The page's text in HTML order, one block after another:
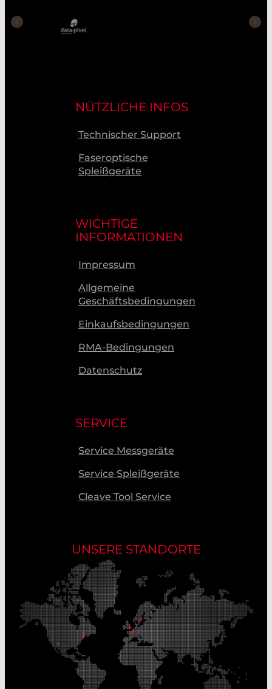
NÜTZLICHE INFOS
Technischer Support
Faseroptische
Spleißgeräte
WICHTIGE
INFORMATIONEN
Impressum
Allgemeine
Geschäftsbedingungen
Einkaufsbedingungen
RMA-Bedingungen
Datenschutz
SERVICE
Service Messgeräte
Service Spleißgeräte
Cleave Tool Service
UNSERE STANDORTE